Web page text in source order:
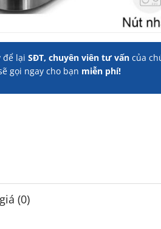
để lại SĐT, chuyên viên tư vấn của
gọi ngay cho bạn miễn phí!
(0)